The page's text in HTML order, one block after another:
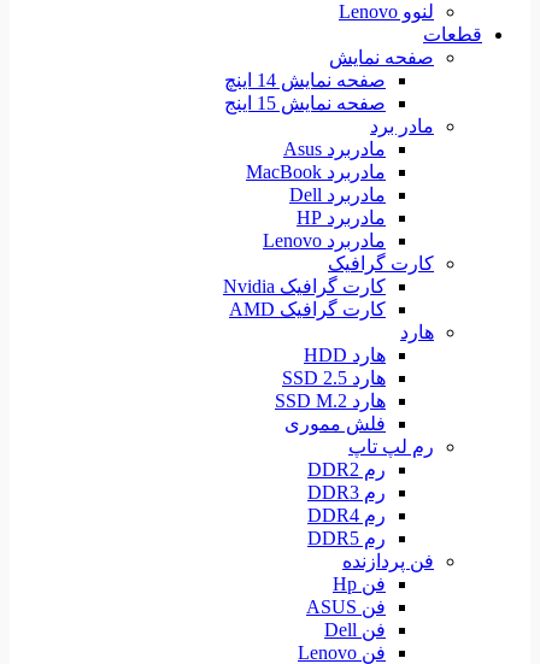
لنوو Lenovo
قطعات
صفحه نمایش
صفحه نمایش 14 اینچ
صفحه نمایش 15 اینج
مادر برد
مادربرد Asus
مادربرد MacBook
مادربرد Dell
مادربرد HP
مادربرد Lenovo
کارت گرافیک
کارت گرافیک Nvidia
کارت گرافیک AMD
هارد
هارد HDD
هارد SSD 2.5
هارد SSD M.2
فلش مموری
رم لپ تاپ
رم DDR2
رم DDR3
رم DDR4
رم DDR5
فن پردازنده
فن Hp
فن ASUS
فن Dell
فن Lenovo